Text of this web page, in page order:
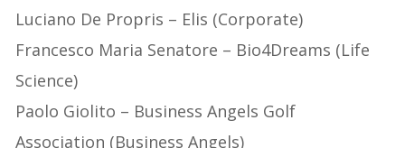
Luciano De Propris – Elis (Corporate)
Francesco Maria Senatore – Bio4Dreams (Life
Science)
Paolo Giolito – Business Angels Golf
Association (Business Angels)